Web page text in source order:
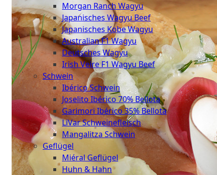
Morgan Ranch Wagyu
Japanisches Wagyu Beef
Japanisches Kobe Wagyu
Australian F1 Wagyu
Deutsches Wagyu
Irish Veire F1 Wagyu Beef
Schwein
Ibérico Schwein
Joselito Ibérico 70% Bellota
Garimori Ibérico 35% Bellota
LiVar Schweinefleisch
Mangalitza Schwein
Geflügel
Miéral Geflügel
Huhn & Hahn